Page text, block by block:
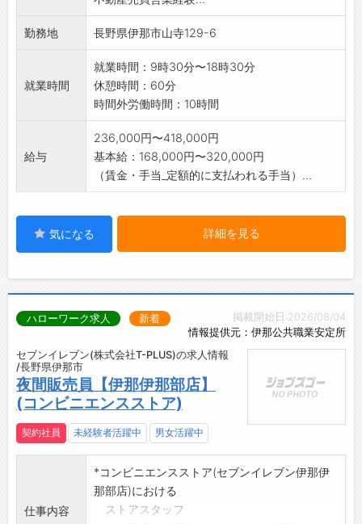
勤務地 長野県伊那市山寺129-6
就業時間
就業時間：9時30分〜18時30分
休憩時間：60分
時間外労働時間：10時間
給与
236,000円〜418,000円
基本給：168,000円〜320,000円
（賃金・手当_定額的に支払われる手当）...
気になる 詳細を見る
掲載開始日:2026/08/04
情報提供元：伊那公共職業安定所
ハローワーク求人 新着
セブンイレブン(株式会社T-PLUS)の求人情報
/長野県伊那市
夜間販売員【伊那伊那部店】
(コンビニエンスストア)
契約社員 未経験者活躍中 男女活躍中
仕事内容
*コンビニエンスストア(セブンイレブン伊那伊
那部店)における
ストアスタッフ